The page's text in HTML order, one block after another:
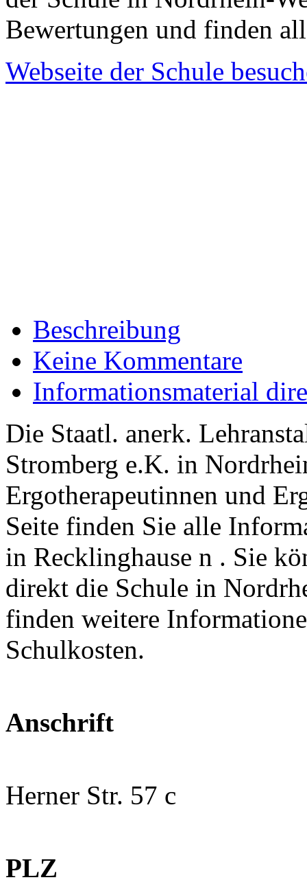
Bewertungen und finden
Webseite der Schule
Beschreibung
Keine Kommentare
Informationsmaterial
Die Staatl. anerk.
Stromberg e.K. in
Ergotherapeutinnen und
Seite finden Sie alle
in Recklinghause n . Sie
direkt die Schule in
finden weitere
Schulkosten.
Anschrift
Herner Str. 57 c
PLZ